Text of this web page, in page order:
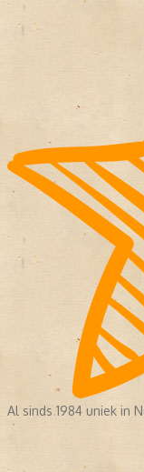
Al sinds 1984 uniek in